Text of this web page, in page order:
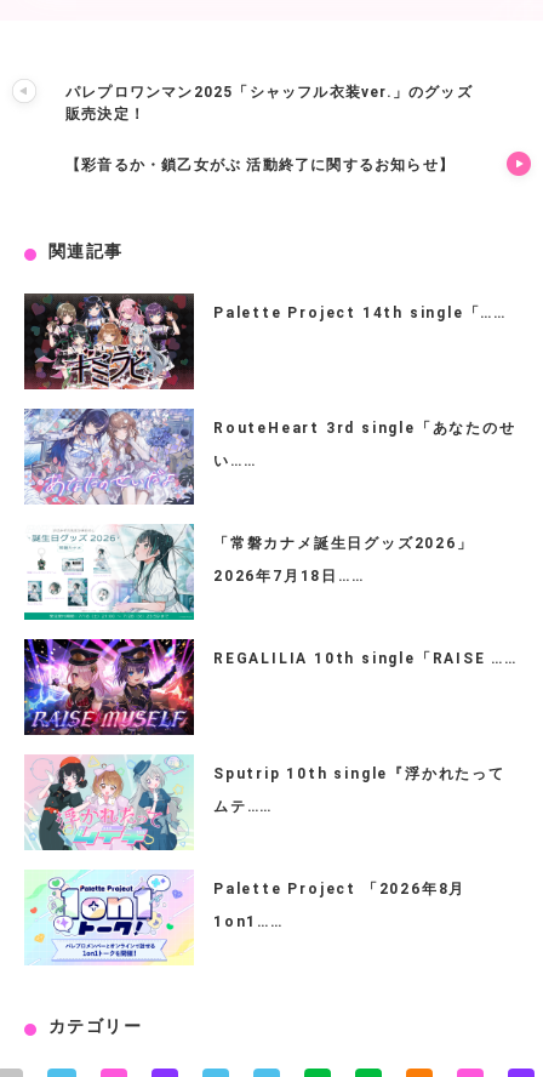
パレプロワンマン2025「シャッフル衣装ver.」のグッズ
販売決定！
【彩音るか・鎖乙女がぶ 活動終了に関するお知らせ】
関連記事
Palette Project 14th single「……
RouteHeart 3rd single「あなたのせ
い……
「常磐カナメ誕生日グッズ2026」
2026年7月18日……
REGALILIA 10th single「RAISE ……
Sputrip 10th single『浮かれたって
ムテ……
Palette Project 「2026年8月
1on1……
カテゴリー